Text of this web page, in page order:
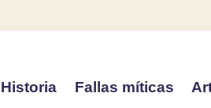
Historia Fallas míticas